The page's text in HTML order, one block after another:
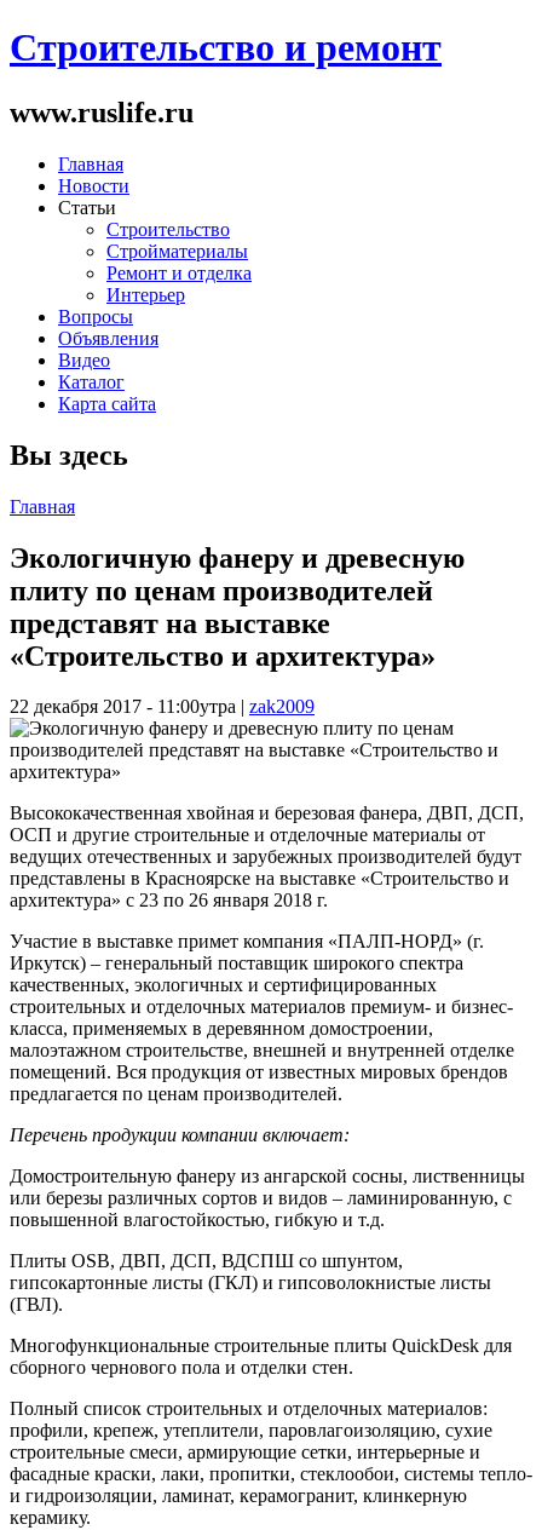
Строительство и ремонт
www.ruslife.ru
Главная
Новости
Статьи
Строительство
Стройматериалы
Ремонт и отделка
Интерьер
Вопросы
Объявления
Видео
Каталог
Карта сайта
Вы здесь
Главная
Экологичную фанеру и древесную
плиту по ценам производителей
представят на выставке
«Строительство и архитектура»
22 декабря 2017 - 11:00утра | zak2009
Высококачественная хвойная и березовая фанера, ДВП, ДСП,
ОСП и другие строительные и отделочные материалы от
ведущих отечественных и зарубежных производителей будут
представлены в Красноярске на выставке «Строительство и
архитектура» с 23 по 26 января 2018 г.
Участие в выставке примет компания «ПАЛП-НОРД» (г.
Иркутск) – генеральный поставщик широкого спектра
качественных, экологичных и сертифицированных
строительных и отделочных материалов премиум- и бизнес-
класса, применяемых в деревянном домостроении,
малоэтажном строительстве, внешней и внутренней отделке
помещений. Вся продукция от известных мировых брендов
предлагается по ценам производителей.
Перечень продукции компании включает:
Домостроительную фанеру из ангарской сосны, лиственницы
или березы различных сортов и видов – ламинированную, с
повышенной влагостойкостью, гибкую и т.д.
Плиты OSB, ДВП, ДСП, ВДСПШ со шпунтом,
гипсокартонные листы (ГКЛ) и гипсоволокнистые листы
(ГВЛ).
Многофункциональные строительные плиты QuickDesk для
сборного чернового пола и отделки стен.
Полный список строительных и отделочных материалов:
профили, крепеж, утеплители, паровлагоизоляцию, сухие
строительные смеси, армирующие сетки, интерьерные и
фасадные краски, лаки, пропитки, стеклообои, системы тепло-
и гидроизоляции, ламинат, керамогранит, клинкерную
керамику.